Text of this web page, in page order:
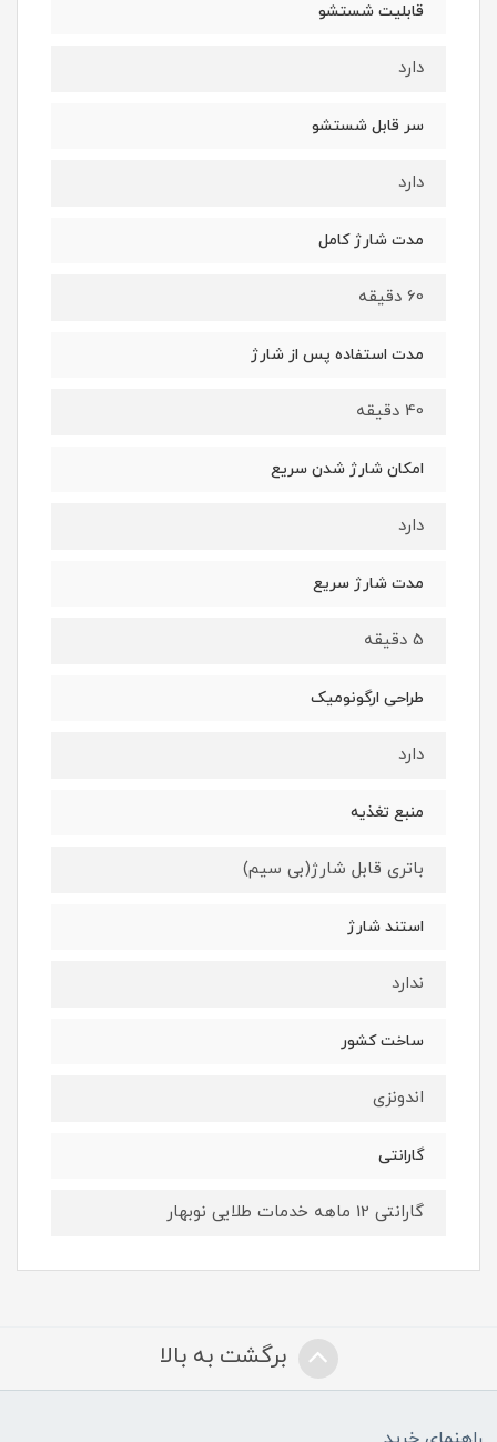
قابلیت شستشو
دارد
سر قابل شستشو
دارد
مدت شارژ کامل
60 دقیقه
مدت استفاده پس از شارژ
40 دقیقه
امکان شارژ شدن سریع
دارد
مدت شارژ سریع
5 دقیقه
طراحی ارگونومیک
دارد
منبع تغذیه
باتری قابل شارژ(بی سیم)
استند شارژ
ندارد
ساخت کشور
اندونزی
گارانتی
گارانتی 12 ماهه خدمات طلایی نوبهار
برگشت به بالا